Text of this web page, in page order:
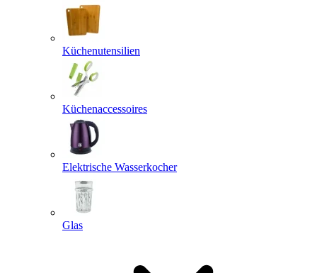
Küchenutensilien
Küchenaccessoires
Elektrische Wasserkocher
Glas